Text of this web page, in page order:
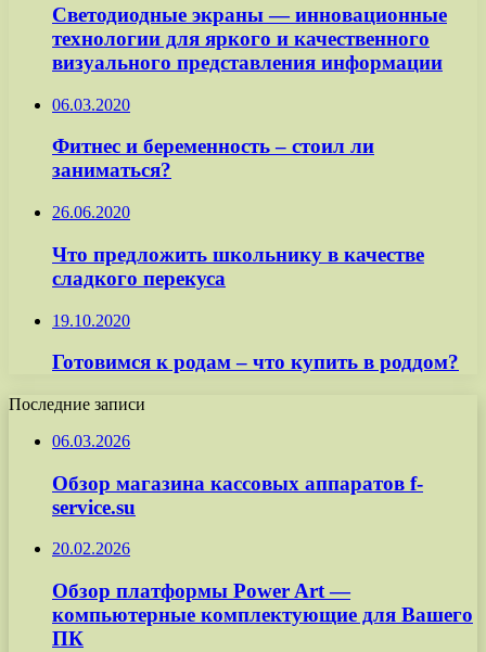
Светодиодные экраны — инновационные
технологии для яркого и качественного
визуального представления информации
06.03.2020
Фитнес и беременность – стоил ли
заниматься?
26.06.2020
Что предложить школьнику в качестве
сладкого перекуса
19.10.2020
Готовимся к родам – что купить в роддом?
Последние записи
06.03.2026
Обзор магазина кассовых аппаратов f-
service.su
20.02.2026
Обзор платформы Power Art —
компьютерные комплектующие для Вашего
ПК